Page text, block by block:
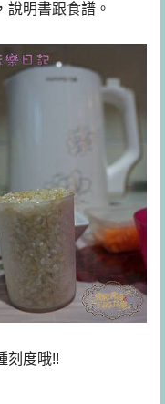
說明書跟食譜。
刻度哦!!